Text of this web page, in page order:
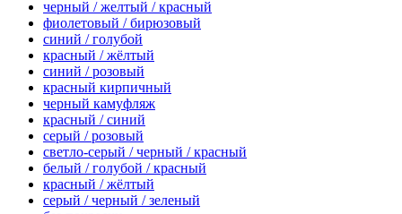
черный / желтый / красный
фиолетовый / бирюзовый
синий / голубой
красный / жёлтый
синий / розовый
красный кирпичный
черный камуфляж
красный / синий
серый / розовый
светло-серый / черный / красный
белый / голубой / красный
красный / жёлтый
серый / черный / зеленый